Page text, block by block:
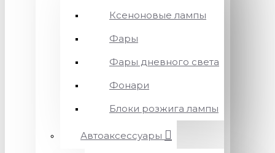
Ксеноновые лампы
Фары
Фары дневного света
Фонари
Блоки розжига лампы
Автоаксессуары